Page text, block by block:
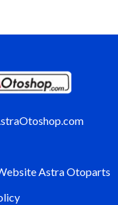
Astra Otoparts